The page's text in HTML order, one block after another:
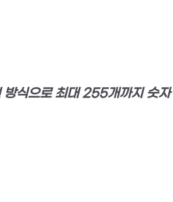
식으로 최대 255개까지 숫자